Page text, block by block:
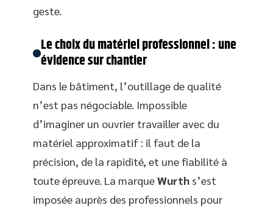
geste.
Le choix du matériel professionnel : une
évidence sur chantier
Dans le bâtiment, l’outillage de qualité
n’est pas négociable. Impossible
d’imaginer un ouvrier travailler avec du
matériel approximatif : il faut de la
précision, de la rapidité, et une fiabilité à
toute épreuve. La marqueWurth s’est
imposée auprès des professionnels pour